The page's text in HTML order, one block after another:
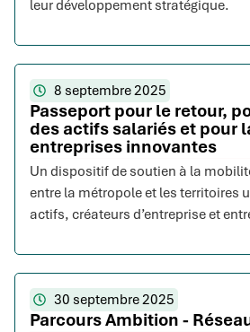
leur développement stratégique.
8 septembre 2025
Passeport pour le retour,
des actifs salariés et pour
entreprises innovantes
Un dispositif de soutien à la
entre la métropole et les territoires
actifs, créateurs d’entreprise et
30 septembre 2025
Parcours Ambition -